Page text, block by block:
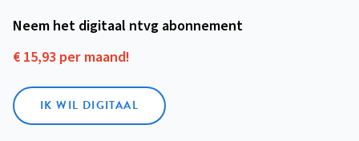
Neem het digitaal ntvg abonnement
€ 15,93 per maand!
IK WIL DIGITAAL